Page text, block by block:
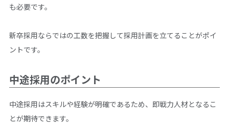
も必要です。
新卒採用ならではの工数を把握して採用計画を立てることがポイ
ントです。
中途採用のポイント
中途採用はスキルや経験が明確であるため、即戦力人材となるこ
とが期待できます。